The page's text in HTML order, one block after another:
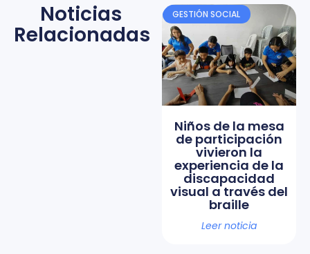
Noticias
Relacionadas
GESTIÓN SOCIAL
Niños de la mesa
de participación
vivieron la
experiencia de la
discapacidad
visual a través del
braille
Leer noticia